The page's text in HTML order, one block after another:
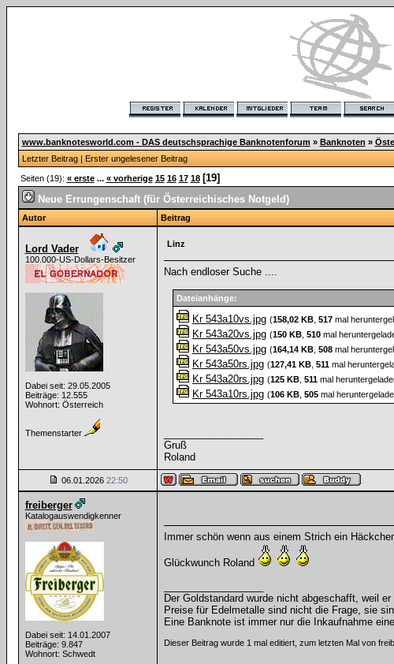
www.banknotesworld.com - DAS deutschsprachige Banknotenforum » Banknoten »
Letzter Beitrag| Erster ungelesener Beitrag
Seiten (19): « erste... « vorherige 15 16 17 18 [19]
Neue Errungenschaft (für Österreichisches Notgeld)
Autor Beitrag
Lord Vader
100.000-US-Dollars-Besitzer
Dabei seit: 29.05.2005
Beiträge: 12.555
Wohnort: Österreich
Themenstarter
Linz
Nach endloser Suche ....
Dateianhänge:
Kr 543a10vs.jpg (158,02 KB 517 mal
Kr 543a20vs.jpg (150 KB 510 mal
Kr 543a50vs.jpg (164,14 KB 508 mal
Kr 543a50rs.jpg (127,41 KB 511 mal
Kr 543a20rs.jpg (125 KB 511 mal
Kr 543a10rs.jpg (106 KB 505 mal
Gruß
Roland
06.01.2026 22:50
freiberger
Katalogauswendigkenner
Dabei seit: 14.01.2007
Beiträge: 9.847
Wohnort: Schwedt
Immer schön wenn aus einem Strich ein
Glückwunch Roland
Der Goldstandard wurde nicht abgeschafft, weil
Preise für Edelmetalle sind nicht die Frage, sie
Eine Banknote ist immer nur die Inkaufnahme
Dieser Beitrag wurde 1 mal editiert, zum letzten Mal von